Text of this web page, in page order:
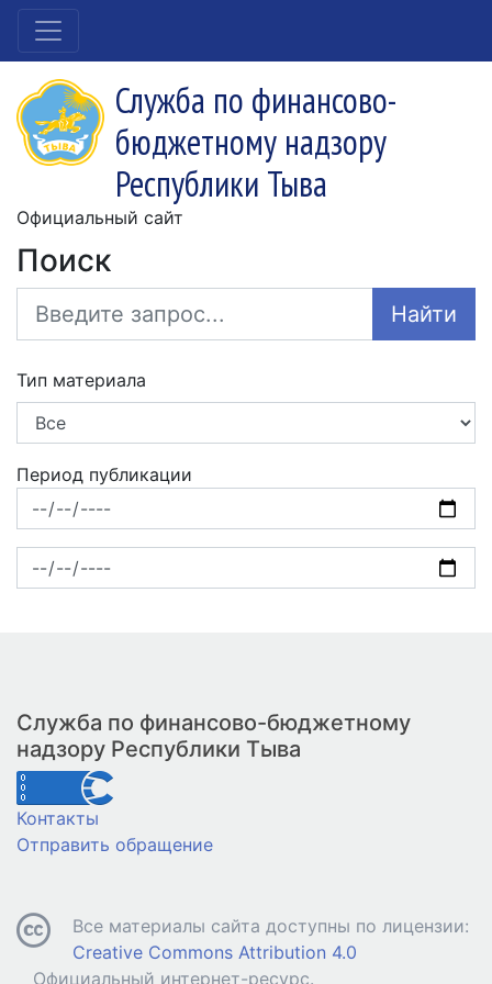
Служба по финансово-
бюджетному надзору
Республики Тыва
Официальный сайт
Поиск
Найти
Тип материала
Период публикации
Служба по финансово-бюджетному
надзору Республики Тыва
Контакты
Отправить обращение
Все материалы сайта доступны по лицензии:
Creative Commons Attribution 4.0
Официальный интернет-ресурс.